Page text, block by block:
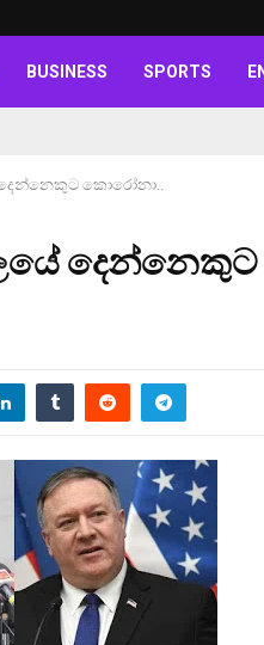
BUSINESS SPORTS
කොරෝනා..
දෙන්නෙකුට